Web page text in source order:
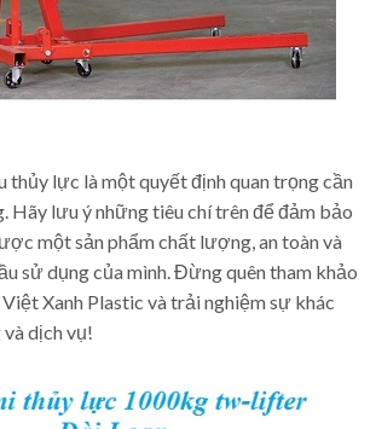
thủy lực là một quyết định quan trọng cần
Hãy lưu ý những tiêu chí trên để đảm bảo
một sản phẩm chất lượng, an toàn và
sử dụng của mình. Đừng quên tham khảo
Xanh Plastic và trải nghiệm sự khác
dịch vụ!